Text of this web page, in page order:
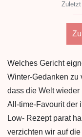
Welches Gericht
Winter-Gedanken zu
dass die Welt
All-time-Favourit der
Low- Rezept parat
verzichten wir auf